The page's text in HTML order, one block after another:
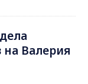
на Валерия